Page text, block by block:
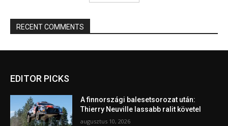
RECENT COMMENTS
EDITOR PICKS
A finnországi balesetsorozat után:
Thierry Neuville lassabb ralit követel
augusztus 10, 2026